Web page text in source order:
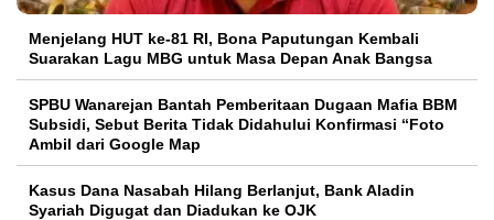
Menjelang HUT ke-81 RI, Bona Paputungan Kembali
Suarakan Lagu MBG untuk Masa Depan Anak Bangsa
SPBU Wanarejan Bantah Pemberitaan Dugaan Mafia BBM
Subsidi, Sebut Berita Tidak Didahului Konfirmasi “Foto
Ambil dari Google Map
Kasus Dana Nasabah Hilang Berlanjut, Bank Aladin
Syariah Digugat dan Diadukan ke OJK